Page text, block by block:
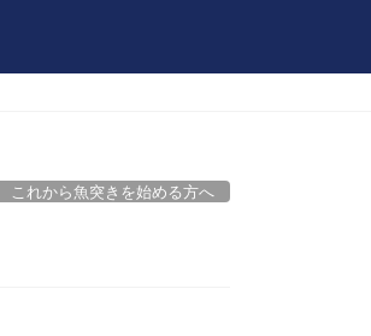
これから魚突きを始める方へ